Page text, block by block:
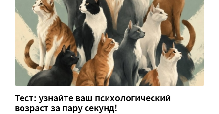
Тест: узнайте ваш психологический
возраст за пару секунд!